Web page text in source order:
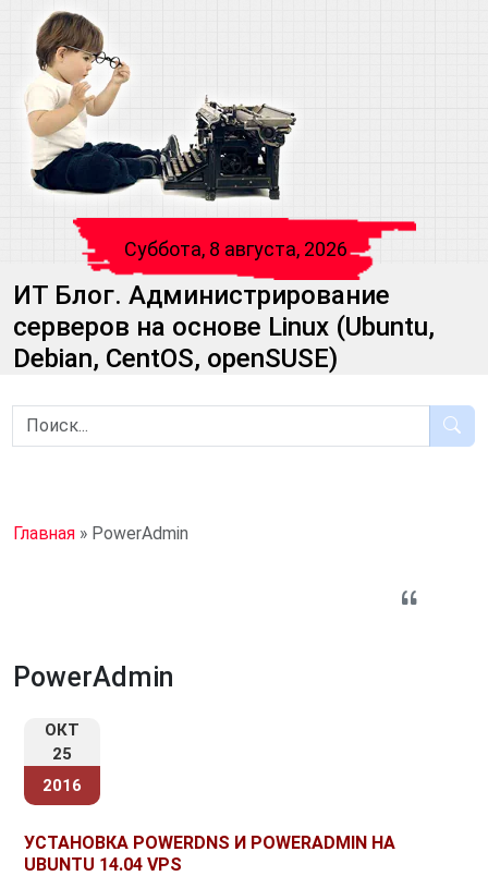
Суббота, 8 августа, 2026
ИТ Блог. Администрирование
серверов на основе Linux (Ubuntu,
Debian, CentOS, openSUSE)
Главная » PowerAdmin
PowerAdmin
ОКТ
25
2016
УСТАНОВКА POWERDNS И POWERADMIN НА
UBUNTU 14.04 VPS